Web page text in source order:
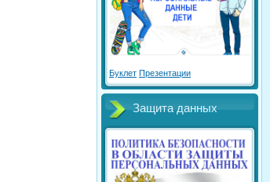
Буклет Презентации
Защита данных